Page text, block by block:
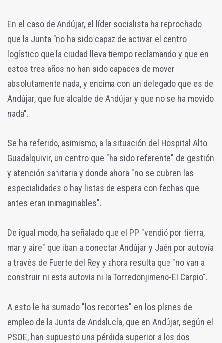
En el caso de Andújar, el líder socialista ha reprochado
que la Junta "no ha sido capaz de activar el centro
logístico que la ciudad lleva tiempo reclamando y que en
estos tres años no han sido capaces de mover
absolutamente nada, y encima con un delegado que es de
Andújar, que fue alcalde de Andújar y que no se ha movido
nada".
Se ha referido, asimismo, a la situación del Hospital Alto
Guadalquivir, un centro que "ha sido referente" de gestión
y atención sanitaria y donde ahora "no se cubren las
especialidades o hay listas de espera con fechas que
antes eran inimaginables".
De igual modo, ha señalado que el PP "vendió por tierra,
mar y aire" que iban a conectar Andújar y Jaén por autovía
a través de Fuerte del Rey y ahora resulta que "no van a
construir ni esta autovía ni la Torredonjimeno-El Carpio".
A esto le ha sumado "los recortes" en los planes de
empleo de la Junta de Andalucía, que en Andújar, según el
PSOE, han supuesto una pérdida superior a los dos